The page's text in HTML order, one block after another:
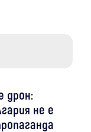
дрон:
не е